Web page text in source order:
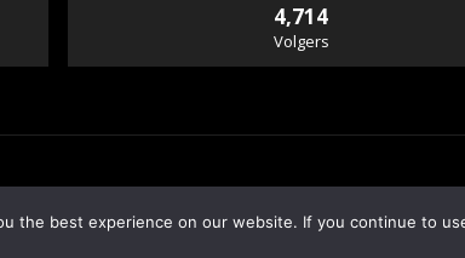
4,714
Volgers
the best experience on our website. If you continue to